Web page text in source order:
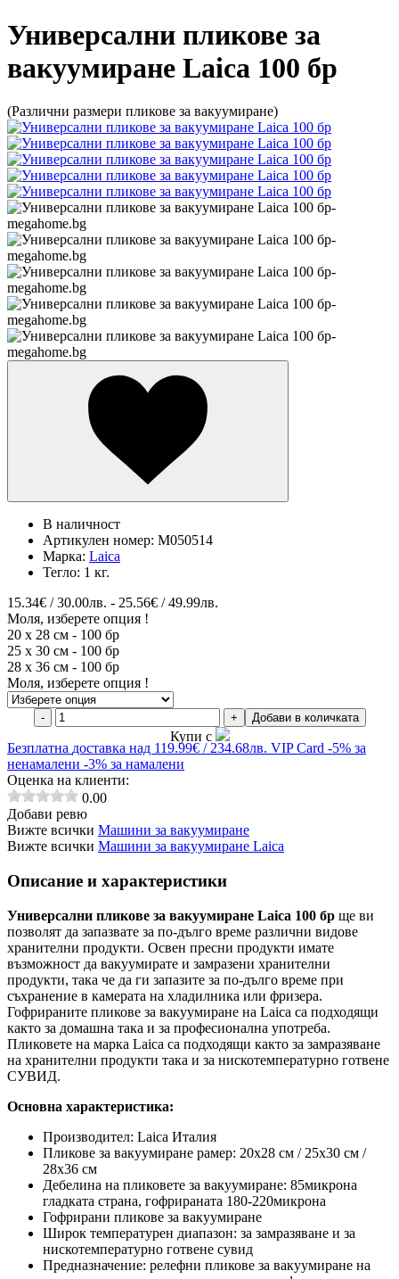
Универсални пликове за
вакуумиране Laica 100 бр
(Различни размери пликове за вакуумиране)
В наличност
Артикулен номер: M050514
Марка: Laica
Тегло: 1 кг.
15.34€ / 30.00лв. - 25.56€ / 49.99лв.
Моля, изберете опция !
20 x 28 см - 100 бр
25 х 30 см - 100 бр
28 х 36 см - 100 бр
Моля, изберете опция !
- + Добави в количката
Купи с
Безплатна доставка над 119.99€ / 234.68лв. VIP Card -5% за
ненамалени -3% за намалени
Оценка на клиенти:
0.00
Добави ревю
Вижте всички Машини за вакуумиране
Вижте всички Машини за вакуумиране Laica
Описание и характеристики
Универсални пликове за вакуумиране Laica 100 бр ще ви
позволят да запазвате за по-дълго време различни видове
хранителни продукти. Освен пресни продукти имате
възможност да вакуумирате и замразени хранителни
продукти, така че да ги запазите за по-дълго време при
съхранение в камерата на хладилника или фризера.
Гофрираните пликове за вакуумиране на Laica са подходящи
както за домашна така и за професионална употреба.
Пликовете на марка Laica са подходящи както за замразяване
на хранителни продукти така и за нискотемпературно готвене
СУВИД.
Основна характеристика:
Производител: Laica Италия
Пликове за вакуумиране рамер: 20x28 см / 25х30 см /
28х36 см
Дебелина на пликовете за вакуумиране: 85микрона
гладката страна, гофрираната 180-220микрона
Гофрирани пликове за вакуумиране
Широк температурен диапазон: за замразяване и за
нискотемпературно готвене сувид
Предназначение: релефни пликове за вакуумиране на